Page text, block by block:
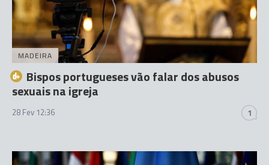
MADEIRA
Bispos portugueses vão falar dos abusos
sexuais na igreja
28 Fev 12:36 1